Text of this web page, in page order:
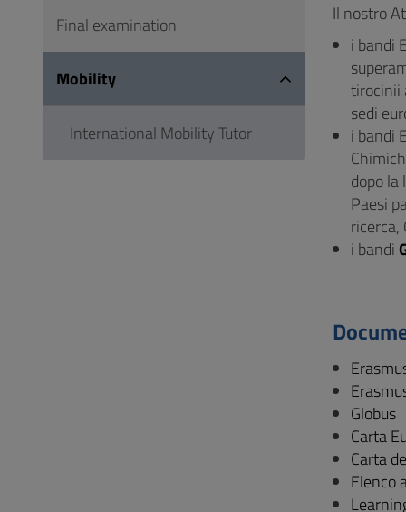
Il nostro
i bandi
tirocinii
sedi
i bandi
dopo
Paesi
ricerca,
i bandi
Globus
Carta
Carta
Elenco
Final examination
Mobility
International Mobility Tutor